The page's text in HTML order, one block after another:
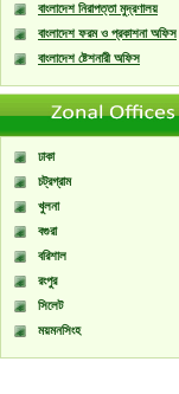
বাংলাদেশ নিরাপত্তা মুদ্রণালয়
বাংলাদেশ ফরম ও প্রকাশনা অফিস
বাংলাদেশ ষ্টেশনারী অফিস
ঢাকা
চট্রগ্রাম
খুলনা
বগুরা
বরিশাল
রংপুর
সিলেট
ময়মনসিংহ